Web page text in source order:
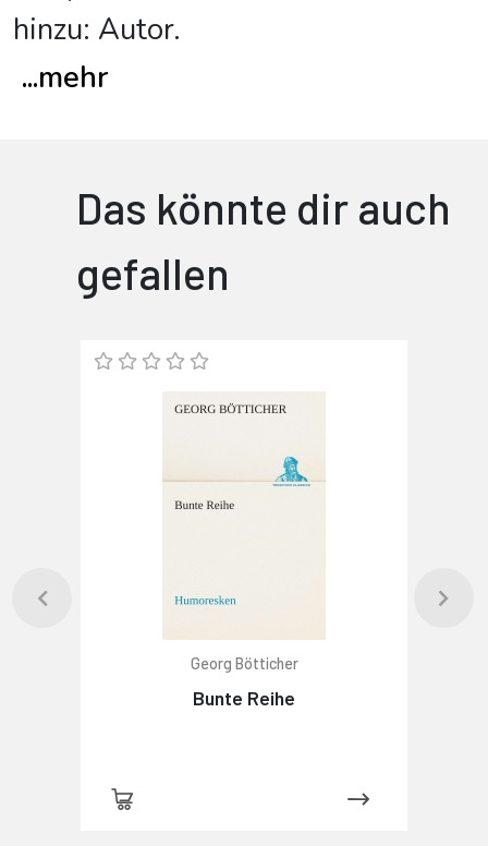
hinzu: Autor.
...mehr
Das könnte dir auch
gefallen
Georg Bötticher
Bunte Reihe